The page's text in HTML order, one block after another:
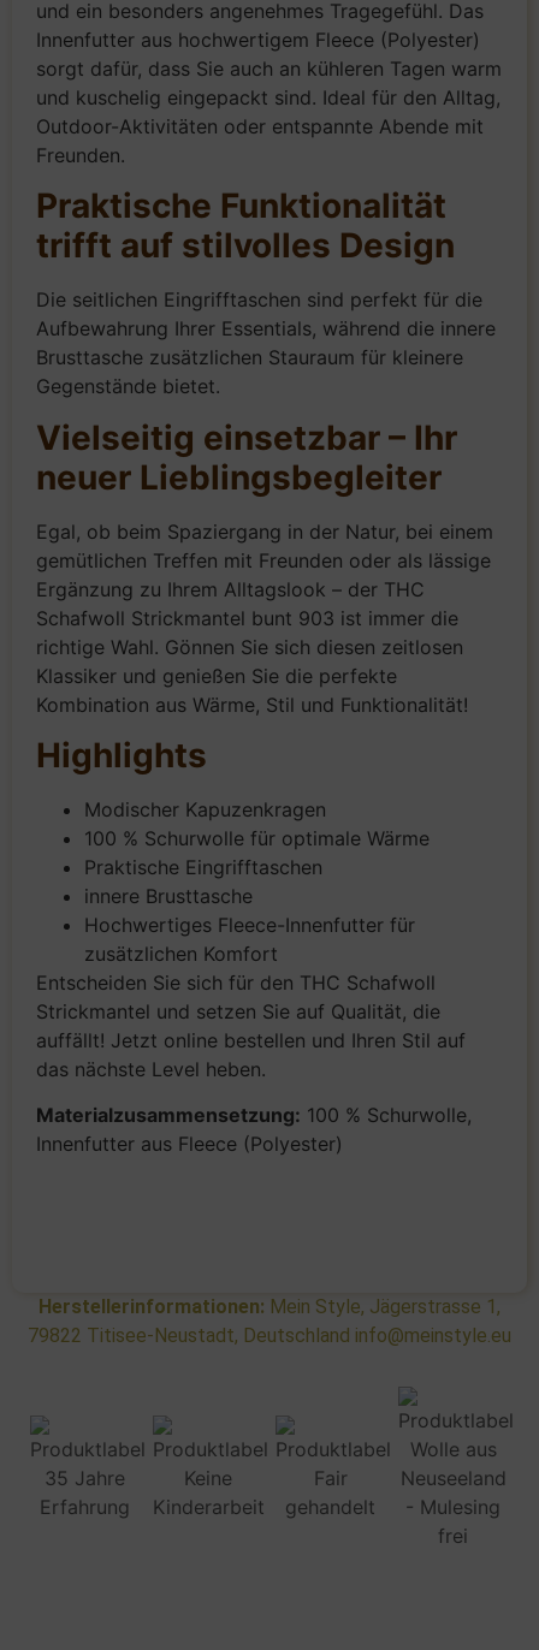
und ein besonders angenehmes Tragegefühl. Das
Innenfutter aus hochwertigem Fleece (Polyester)
sorgt dafür, dass Sie auch an kühleren Tagen warm
und kuschelig eingepackt sind. Ideal für den Alltag,
Outdoor-Aktivitäten oder entspannte Abende mit
Freunden.
Praktische Funktionalität
trifft auf stilvolles Design
Die seitlichen Eingrifftaschen sind perfekt für die
Aufbewahrung Ihrer Essentials, während die innere
Brusttasche zusätzlichen Stauraum für kleinere
Gegenstände bietet.
Vielseitig einsetzbar – Ihr
neuer Lieblingsbegleiter
Egal, ob beim Spaziergang in der Natur, bei einem
gemütlichen Treffen mit Freunden oder als lässige
Ergänzung zu Ihrem Alltagslook – der THC
Schafwoll Strickmantel bunt 903 ist immer die
richtige Wahl. Gönnen Sie sich diesen zeitlosen
Klassiker und genießen Sie die perfekte
Kombination aus Wärme, Stil und Funktionalität!
Highlights
Modischer Kapuzenkragen
100 % Schurwolle für optimale Wärme
Praktische Eingrifftaschen
innere Brusttasche
Hochwertiges Fleece-Innenfutter für
zusätzlichen Komfort
Entscheiden Sie sich für den THC Schafwoll
Strickmantel und setzen Sie auf Qualität, die
auffällt! Jetzt online bestellen und Ihren Stil auf
das nächste Level heben.
Materialzusammensetzung: 100 % Schurwolle,
Innenfutter aus Fleece (Polyester)
Herstellerinformationen: Mein Style, Jägerstrasse 1,
79822 Titisee-Neustadt, Deutschland info@meinstyle.eu